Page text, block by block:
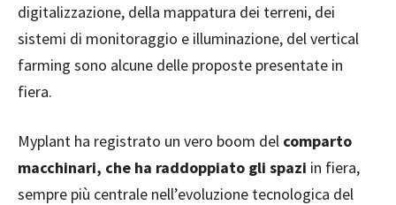
digitalizzazione, della mappatura dei terreni, dei
sistemi di monitoraggio e illuminazione, del vertical
farming sono alcune delle proposte presentate in
fiera.
Myplant ha registrato un vero boom del comparto
macchinari, che ha raddoppiato gli spazi in fiera,
sempre più centrale nell’evoluzione tecnologica del